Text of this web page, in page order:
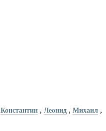
Константин , Леонид , Михаил ,